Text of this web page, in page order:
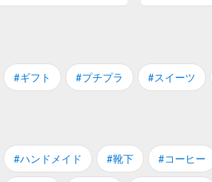
#ギフト #プチプラ #スイーツ
#ハンドメイド #靴下 #コーヒー